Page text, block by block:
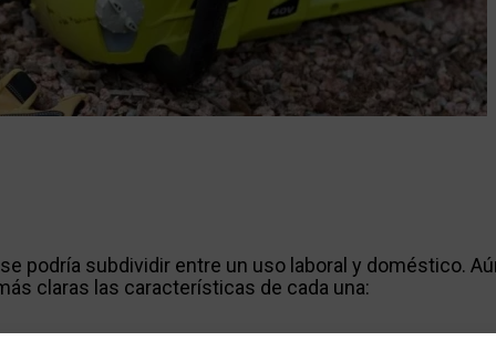
podría subdividir entre un uso laboral y doméstico.
claras las características de cada una: